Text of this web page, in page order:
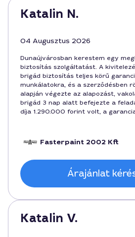
Katalin N.
04 Augusztus 2026
Dunaújvárosban kerestem egy
biztosítás szolgáltatást. A
brigád biztosítás teljes körű
munkálatokra, és a szerződésben
alapján végezte az alapozást,
brigád 3 nap alatt befejezte a
díja 1.290.000 forint volt, a
Fasterpaint 2002 Kft
Árajánlat
Katalin V.